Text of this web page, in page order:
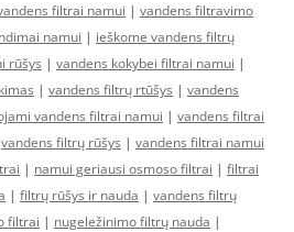
filtrai namui | vandens filtravimo
namui | ieškome vandens filtrų
rūšys | vandens kokybei filtrai namui |
| vandens filtrų rtūšys | vandens
vandens filtrai namui | vandens filtrai
vandens filtrų rūšys | vandens filtrai namui
| namui geriausi osmoso filtrai | filtrai
| filtrų rūšys ir nauda | vandens filtrų
filtrai | nugeležinimo filtrų nauda |